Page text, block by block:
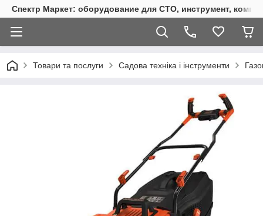
Спектр Маркет: оборудование для СТО, инструмент,
Товари та послуги Садова техніка і інструменти